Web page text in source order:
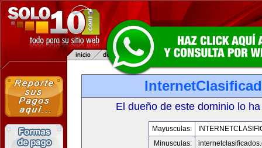
El dueño de este dominio lo
Mayusculas:
Minusculas: